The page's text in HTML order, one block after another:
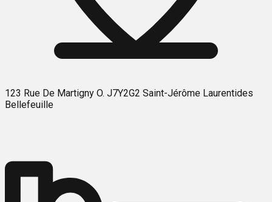
123 Rue De Martigny O. J7Y2G2 Saint-Jérôme Laurentides
Bellefeuille